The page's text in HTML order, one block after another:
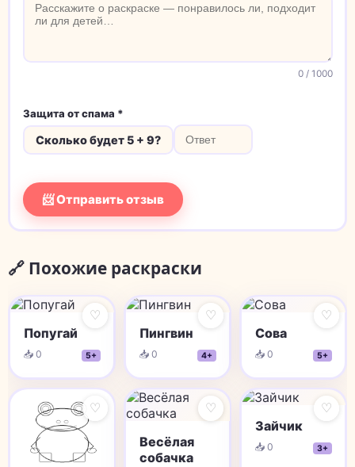
0/ 1000
Защита от спама *
Сколько будет 5 + 9?
📨 Отправить отзыв
🔗 Похожие раскраски
♡
Попугай
📥 0 5+
♡
Пингвин
📥 0 4+
♡
Сова
📥 0 5+
♡ ♡
Весёлая
собачка
♡
Зайчик
📥 0 3+